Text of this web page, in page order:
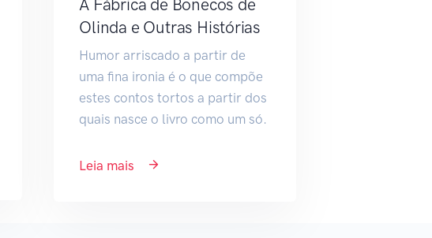
A Fábrica de Bonecos de
Olinda e Outras Histórias
Humor arriscado a partir de
uma fina ironia é o que compõe
estes contos tortos a partir dos
quais nasce o livro como um só.
Leia mais